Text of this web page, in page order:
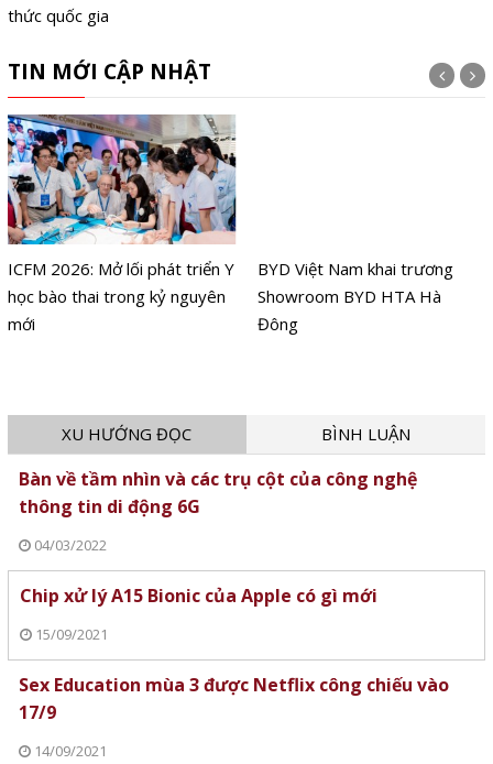
thức quốc gia
TIN MỚI CẬP NHẬT
ICFM 2026: Mở lối phát triển Y
học bào thai trong kỷ nguyên
mới
BYD Việt Nam khai trương
Showroom BYD HTA Hà
Đông
XU HƯỚNG ĐỌC BÌNH LUẬN
Bàn về tầm nhìn và các trụ cột của công nghệ
thông tin di động 6G
04/03/2022
Chip xử lý A15 Bionic của Apple có gì mới
15/09/2021
Sex Education mùa 3 được Netflix công chiếu vào
17/9
14/09/2021